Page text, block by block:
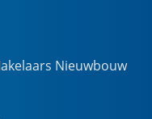
Nieuwbouw